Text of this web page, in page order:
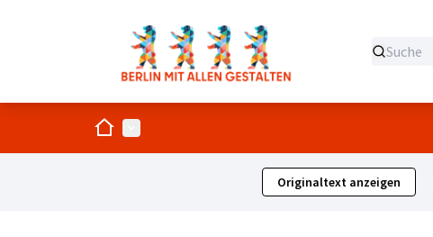
StartHauptmenü
Originaltext anzeigen